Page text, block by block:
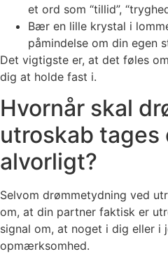
et ord som “tillid”,
Bær en lille krystal i
påmindelse om din egen
Det vigtigste er, at det føles
dig at holde fast i.
Hvornår skal
utroskab tages
alvorligt?
Selvom drømmetydning ved
om, at din partner faktisk er
signal om, at noget i dig eller i
opmærksomhed.